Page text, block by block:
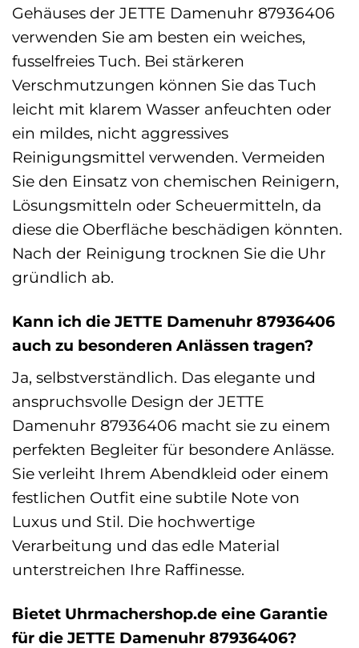
Gehäuses der JETTE Damenuhr 87936406
verwenden Sie am besten ein weiches,
fusselfreies Tuch. Bei stärkeren
Verschmutzungen können Sie das Tuch
leicht mit klarem Wasser anfeuchten oder
ein mildes, nicht aggressives
Reinigungsmittel verwenden. Vermeiden
Sie den Einsatz von chemischen Reinigern,
Lösungsmitteln oder Scheuermitteln, da
diese die Oberfläche beschädigen könnten.
Nach der Reinigung trocknen Sie die Uhr
gründlich ab.
Kann ich die JETTE Damenuhr 87936406
auch zu besonderen Anlässen tragen?
Ja, selbstverständlich. Das elegante und
anspruchsvolle Design der JETTE
Damenuhr 87936406 macht sie zu einem
perfekten Begleiter für besondere Anlässe.
Sie verleiht Ihrem Abendkleid oder einem
festlichen Outfit eine subtile Note von
Luxus und Stil. Die hochwertige
Verarbeitung und das edle Material
unterstreichen Ihre Raffinesse.
Bietet Uhrmachershop.de eine Garantie
für die JETTE Damenuhr 87936406?